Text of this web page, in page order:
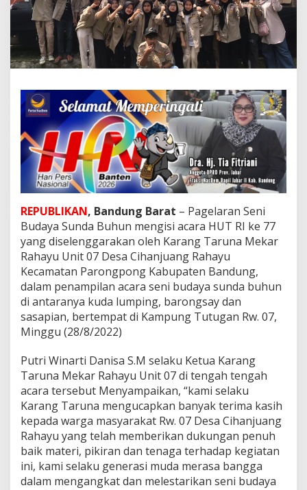
R
a
h
a
u
n
i
t
0
7
C
i
h
a
j
u
a
n
g
R
a
h
a
y
u
e
l
a
H
U
T
R
I
k
e
REPUBLIKAN, Bandung Barat – Pagelaran Seni
Budaya Sunda Buhun mengisi acara HUT RI ke 77
yang diselenggarakan oleh Karang Taruna Mekar
Rahayu Unit 07 Desa Cihanjuang Rahayu
Kecamatan Parongpong Kabupaten Bandung,
dalam penampilan acara seni budaya sunda buhun
di antaranya kuda lumping, barongsay dan
sasapian, bertempat di Kampung Tutugan Rw. 07,
Minggu (28/8/2022)
Putri Winarti Danisa S.M selaku Ketua Karang
Taruna Mekar Rahayu Unit 07 di tengah tengah
acara tersebut Menyampaikan, “kami selaku
Karang Taruna mengucapkan banyak terima kasih
kepada warga masyarakat Rw. 07 Desa Cihanjuang
Rahayu yang telah memberikan dukungan penuh
baik materi, pikiran dan tenaga terhadap kegiatan
ini, kami selaku generasi muda merasa bangga
dalam mengangkat dan melestarikan seni budaya